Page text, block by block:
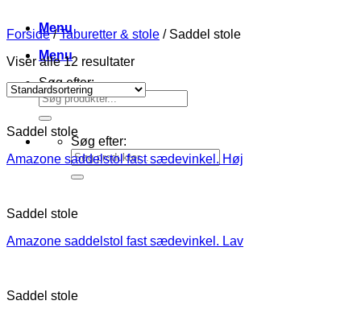
Menu
Menu
Søg efter:
Søg efter:
Forside / Taburetter & stole /Saddel stole
Viser alle 12 resultater
Saddel stole
Amazone saddelstol fast sædevinkel. Høj
Saddel stole
Amazone saddelstol fast sædevinkel. Lav
Saddel stole